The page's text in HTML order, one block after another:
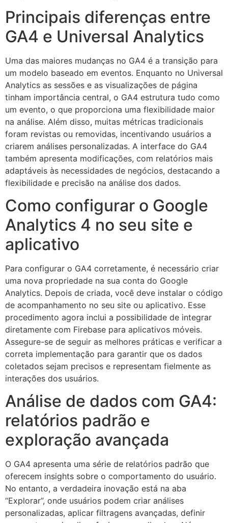
Principais diferenças entre
GA4 e Universal Analytics
Uma das maiores mudanças no GA4 é a transição para
um modelo baseado em eventos. Enquanto no Universal
Analytics as sessões e as visualizações de página
tinham importância central, o GA4 estrutura tudo como
um evento, o que proporciona uma flexibilidade maior
na análise. Além disso, muitas métricas tradicionais
foram revistas ou removidas, incentivando usuários a
criarem análises personalizadas. A interface do GA4
também apresenta modificações, com relatórios mais
adaptáveis às necessidades de negócios, destacando a
flexibilidade e precisão na análise dos dados.
Como configurar o Google
Analytics 4 no seu site e
aplicativo
Para configurar o GA4 corretamente, é necessário criar
uma nova propriedade na sua conta do Google
Analytics. Depois de criada, você deve instalar o código
de acompanhamento no seu site ou aplicativo. Esse
procedimento agora inclui a possibilidade de integrar
diretamente com Firebase para aplicativos móveis.
Assegure-se de seguir as melhores práticas e verificar a
correta implementação para garantir que os dados
coletados sejam precisos e representam fielmente as
interações dos usuários.
Análise de dados com GA4:
relatórios padrão e
exploração avançada
O GA4 apresenta uma série de relatórios padrão que
oferecem insights sobre o comportamento do usuário.
No entanto, a verdadeira inovação está na aba
“Explorar”, onde usuários podem criar análises
personalizadas, aplicar filtragens avançadas, definir